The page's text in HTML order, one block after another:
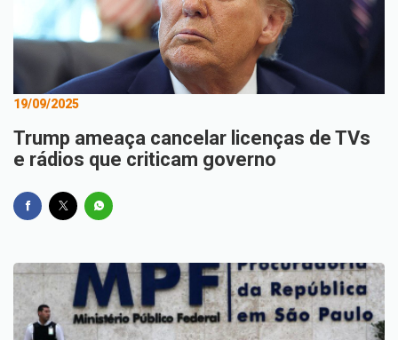
19/09/2025
Trump ameaça cancelar licenças de TVs
e rádios que criticam governo